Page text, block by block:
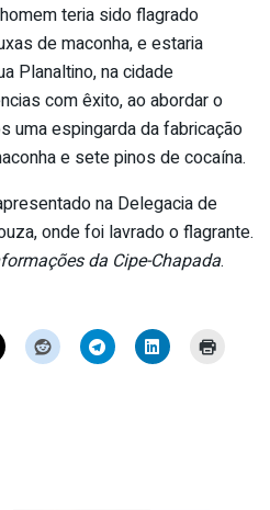
teria sido flagrado
de maconha, e estaria
Planaltino, na cidade
com êxito, ao abordar o
uma espingarda da fabricação
e sete pinos de cocaína.
na Delegacia de
onde foi lavrado o flagrante.
da Cipe-Chapada.